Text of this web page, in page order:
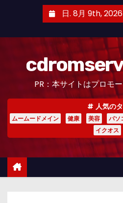
日. 8月 9th, 2026
PR：本サイトはプロモ
人気の
ムームードメイン 健康 美容 パソ
イクオス